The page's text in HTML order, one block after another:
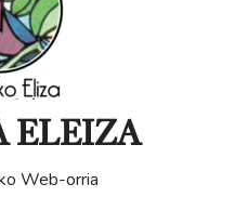
ELEIZA
Web-orria